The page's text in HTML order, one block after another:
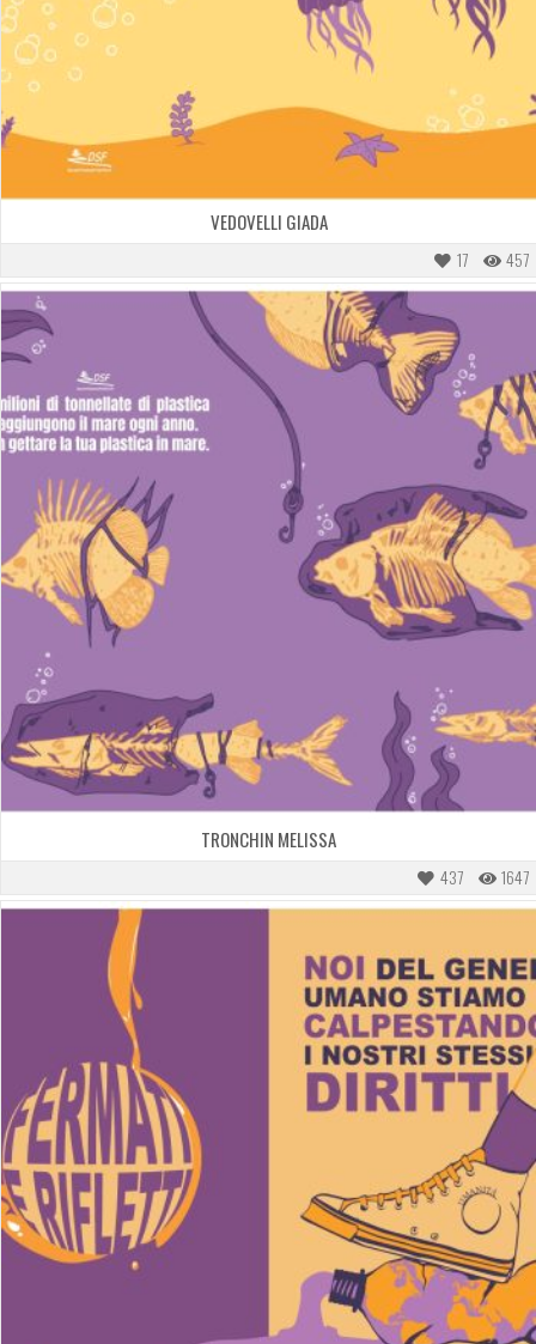
VEDOVELLI GIADA
457
17
TRONCHIN MELISSA
1647
437